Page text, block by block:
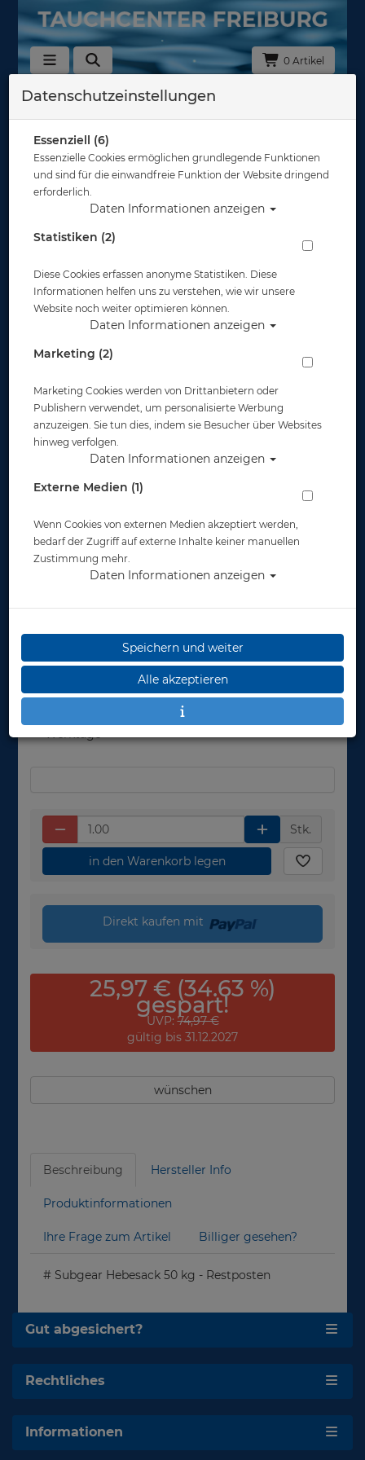
0 Artikel
Zurück
Subgear Hebesack 50 kg - Restposten #
Artikelnr.: sub-840584000
49,00 €*
Lieferbar
Werktage
Stk.
in den Warenkorb legen
Direkt kaufen mit
25,97 € (34.63 %)
gespart!
UVP:74,97 €
gültig bis 31.12.2027
wünschen
Beschreibung Hersteller Info
Produktinformationen
Ihre Frage zum Artikel Billiger gesehen?
# Subgear Hebesack 50 kg - Restposten
Gut abgesichert?
Rechtliches
Informationen
Datenschutzeinstellungen
Essenziell (6)
Essenzielle Cookies ermöglichen grundlegende Funktionen
und sind für die einwandfreie Funktion der Website dringend
erforderlich.
Daten Informationen anzeigen
Statistiken (2)
Diese Cookies erfassen anonyme Statistiken. Diese
Informationen helfen uns zu verstehen, wie wir unsere
Website noch weiter optimieren können.
Daten Informationen anzeigen
Marketing (2)
Marketing Cookies werden von Drittanbietern oder
Publishern verwendet, um personalisierte Werbung
anzuzeigen. Sie tun dies, indem sie Besucher über Websites
hinweg verfolgen.
Daten Informationen anzeigen
Externe Medien (1)
Wenn Cookies von externen Medien akzeptiert werden,
bedarf der Zugriff auf externe Inhalte keiner manuellen
Zustimmung mehr.
Daten Informationen anzeigen
Speichern und weiter
Alle akzeptieren